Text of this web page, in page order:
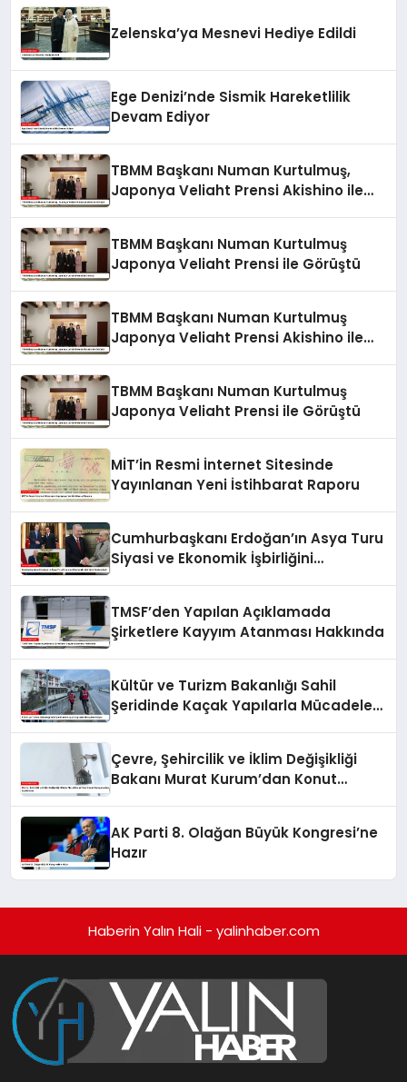
Zelenska’ya Mesnevi Hediye Edildi
Ege Denizi’nde Sismik Hareketlilik
Devam Ediyor
TBMM Başkanı Numan Kurtulmuş,
Japonya Veliaht Prensi Akishino ile
TBMM Başkanı Numan Kurtulmuş
Japonya Veliaht Prensi ile Görüştü
TBMM Başkanı Numan Kurtulmuş
Japonya Veliaht Prensi Akishino ile
TBMM Başkanı Numan Kurtulmuş
Japonya Veliaht Prensi ile Görüştü
MİT’in Resmi İnternet Sitesinde
Yayınlanan Yeni İstihbarat Raporu
Cumhurbaşkanı Erdoğan’ın Asya Turu
Siyasi ve Ekonomik İşbirliğini
TMSF’den Yapılan Açıklamada
Şirketlere Kayyım Atanması Hakkında
Kültür ve Turizm Bakanlığı Sahil
Şeridinde Kaçak Yapılarla Mücadele
Çevre, Şehircilik ve İklim Değişikliği
Bakanı Murat Kurum’dan Konut
AK Parti 8. Olağan Büyük Kongresi’ne
Hazır
Haberin Yalın Hali - yalinhaber.com